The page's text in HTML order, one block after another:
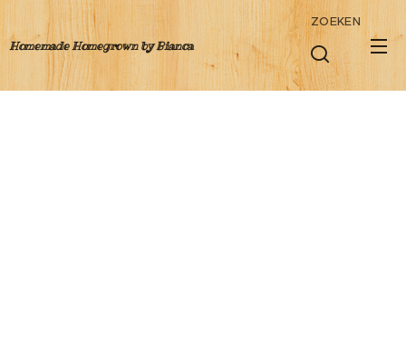
Homemade Homegrown by Bianca
ZOEKEN